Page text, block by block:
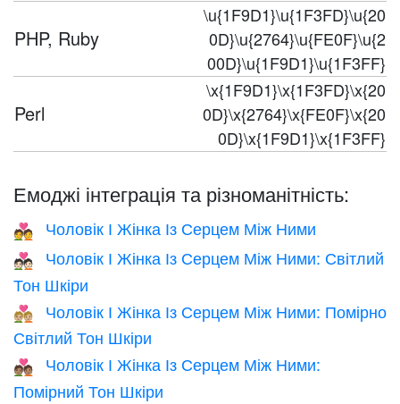
PHP, Ruby
\u{1F9D1}\u{1F3FD}\u{20
0D}\u{2764}\u{FE0F}\u{2
00D}\u{1F9D1}\u{1F3FF}
Perl
\x{1F9D1}\x{1F3FD}\x{20
0D}\x{2764}\x{FE0F}\x{20
0D}\x{1F9D1}\x{1F3FF}
Емоджі інтеграція та різноманітність:
💑 Чоловік І Жінка Із Серцем Між Ними
💑🏻
Чоловік І Жінка Із Серцем Між Ними: Світлий
Тон Шкіри
💑🏼
Чоловік І Жінка Із Серцем Між Ними: Помірно
Світлий Тон Шкіри
💑🏽
Чоловік І Жінка Із Серцем Між Ними:
Помірний Тон Шкіри